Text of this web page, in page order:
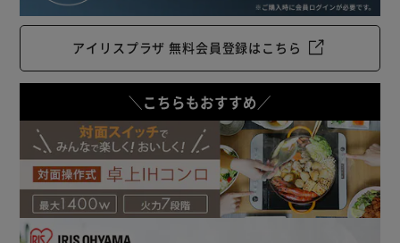
アイリスプラザ 無料会員登録はこちら
＼こちらもおすすめ／